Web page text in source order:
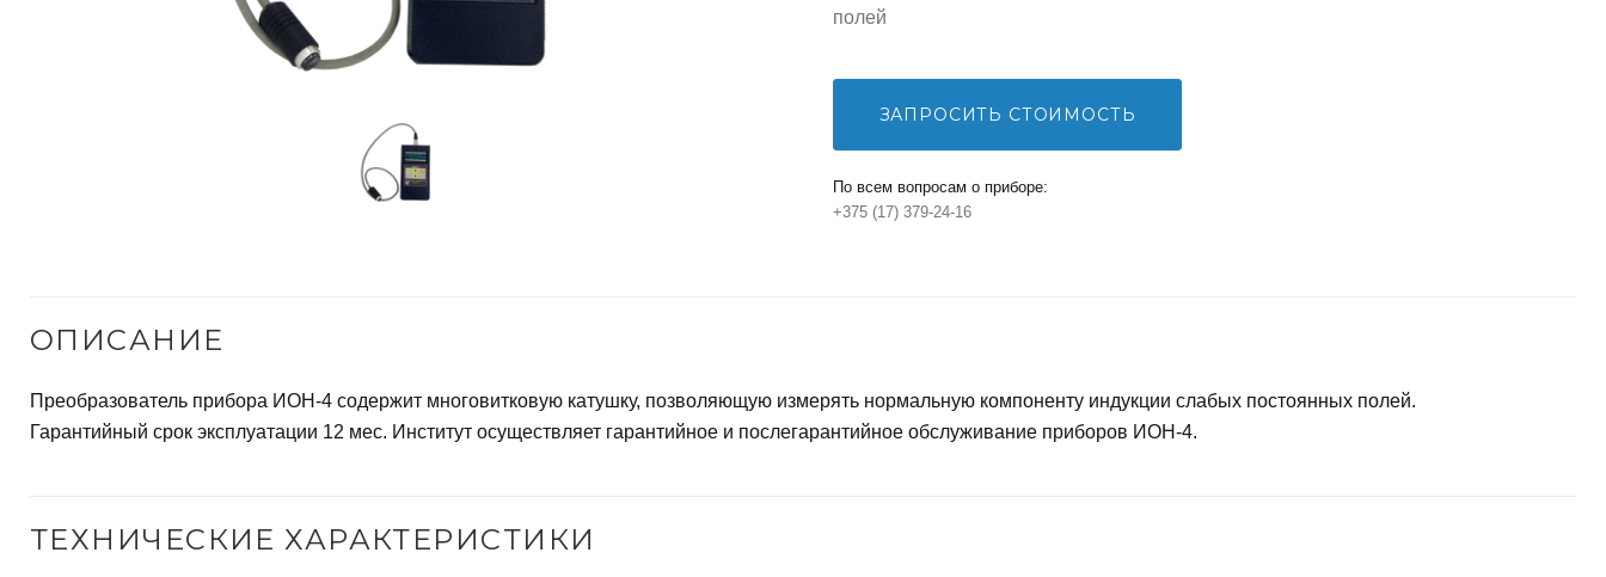
полей
ЗАПРОСИТЬ СТОИМОСТЬ
По всем вопросам о приборе:
+375 (17) 379-24-16
ОПИСАНИЕ
Преобразователь прибора ИОН-4 содержит многовитковую катушку, позволяющую измерять нормальную компоненту индукции слабых постоянных полей.
Гарантийный срок эксплуатации 12 мес. Институт осуществляет гарантийное и послегарантийное обслуживание приборов ИОН-4.
ТЕХНИЧЕСКИЕ ХАРАКТЕРИСТИКИ